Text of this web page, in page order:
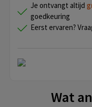
Je ontvangt altijd
goedkeuring
Eerst ervaren?
Wat